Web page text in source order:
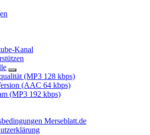
Kanal
(MP3 128 kbps)
(AAC 64 kbps)
(MP3 192 kbps)
Merseblatt.de